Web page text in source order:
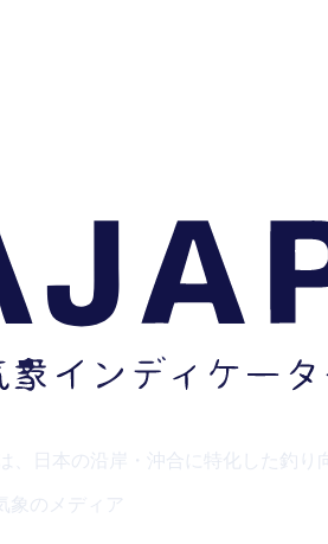
、日本の沿岸・沖合に特化した釣
象のメディア